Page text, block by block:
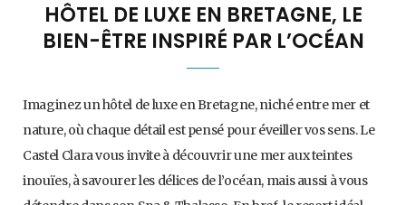
HÔTEL DE LUXE EN BRETAGNE, LE
BIEN-ÊTRE INSPIRÉ PAR L’OCÉAN
Imaginez un hôtel de luxe en Bretagne, niché entre mer et
nature, où chaque détail est pensé pour éveiller vos sens. Le
Castel Clara vous invite à découvrir une mer aux teintes
inouïes, à savourer les délices de l’océan, mais aussi à vous